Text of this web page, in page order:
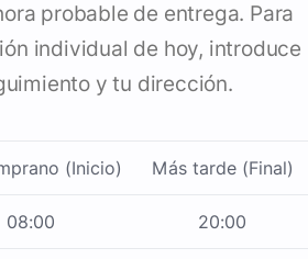
probable de entrega. Para
individual de hoy, introduce
y tu dirección.
(Inicio) Más tarde (Final)
08:00 20:00